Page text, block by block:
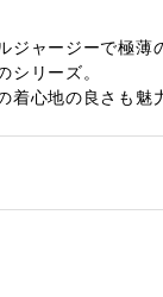
ジャージーで極薄
シリーズ。
着心地の良さも魅
オンオフ問わずさ
）とのセットアッ
可、タンブル乾燥不可、
ング不可